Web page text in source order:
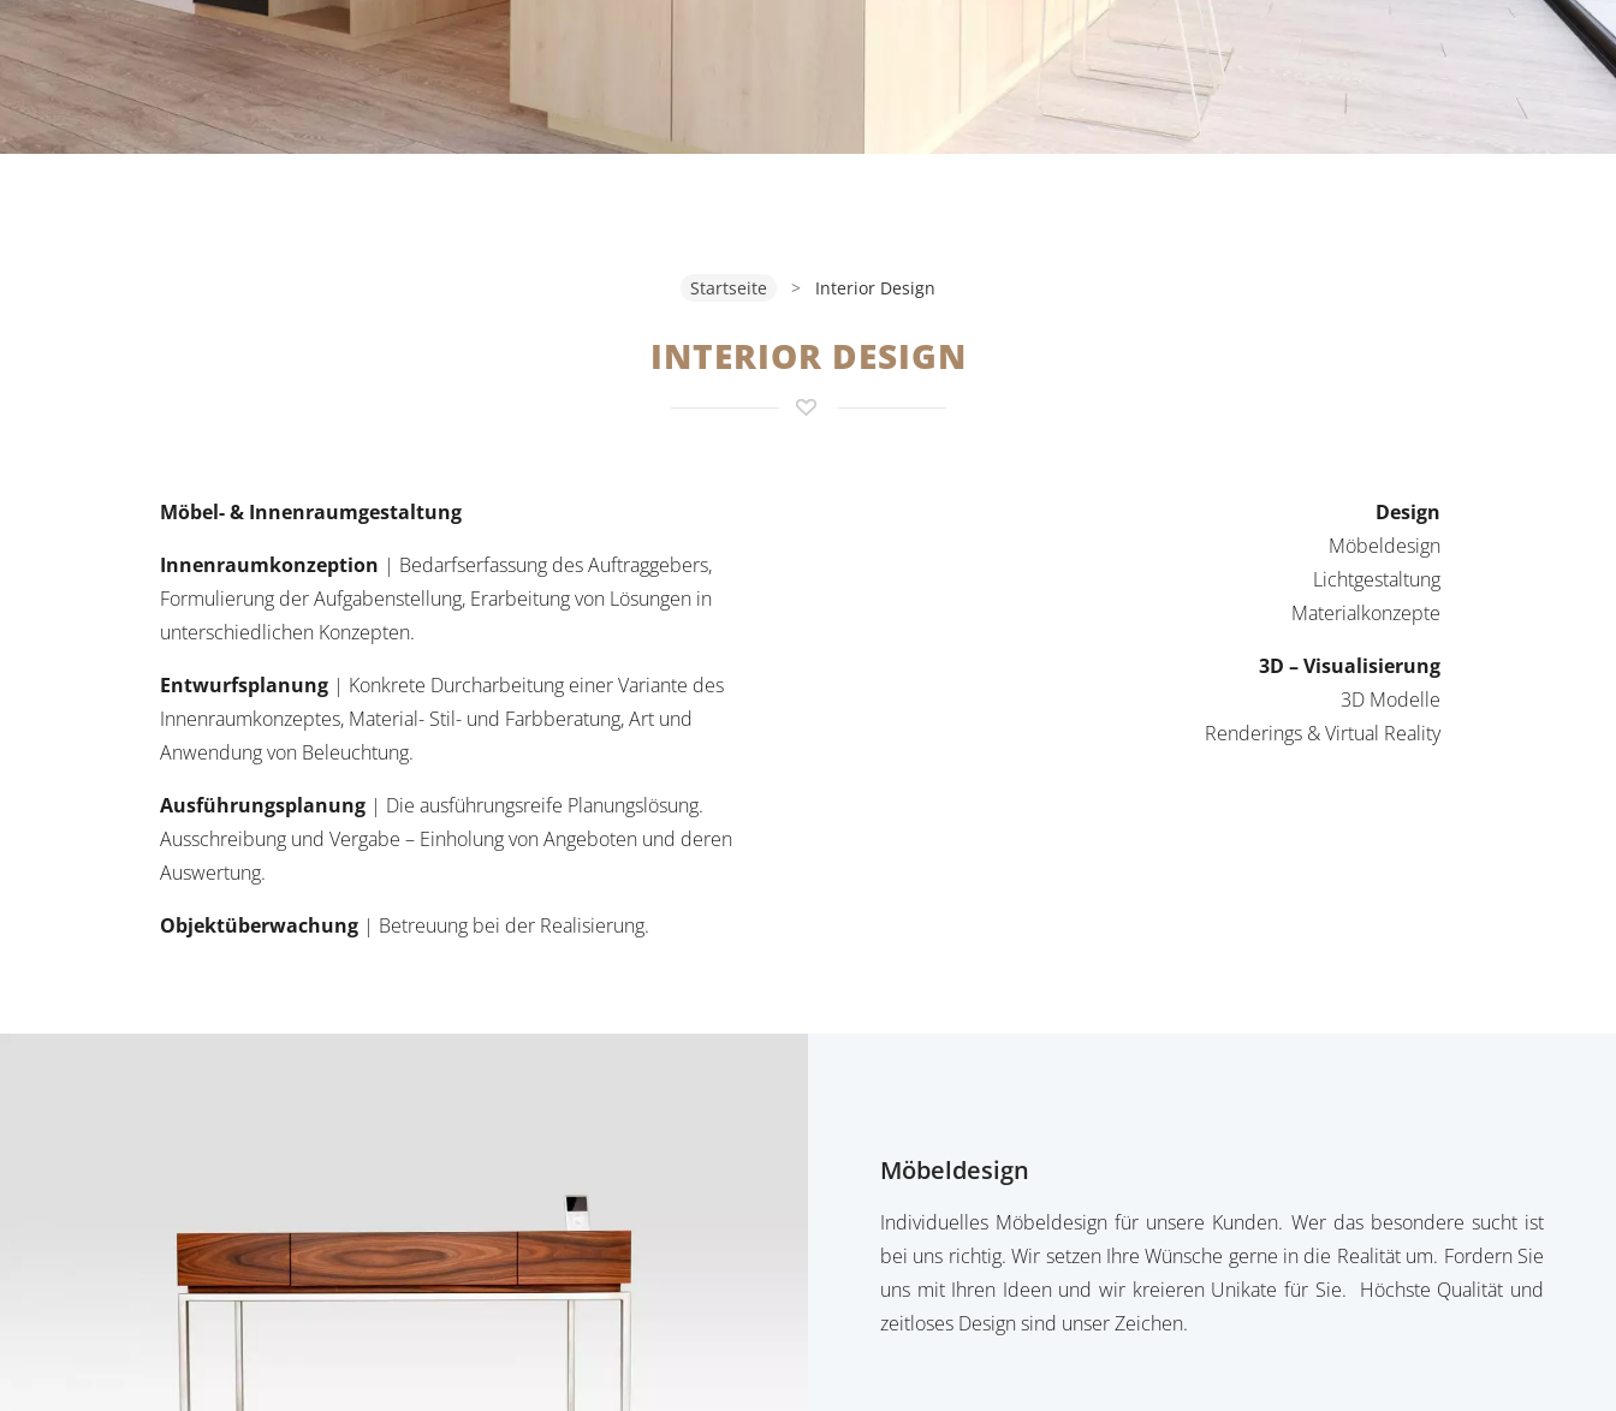
Startseite > Interior Design
INTERIOR DESIGN
Möbel- & Innenraumgestaltung
Innenraumkonzeption | Bedarfserfassung des Auftraggebers,
Formulierung der Aufgabenstellung, Erarbeitung von Lösungen in
unterschiedlichen Konzepten.
Entwurfsplanung | Konkrete Durcharbeitung einer Variante des
Innenraumkonzeptes, Material- Stil- und Farbberatung, Art und
Anwendung von Beleuchtung.
Ausführungsplanung | Die ausführungsreife Planungslösung.
Ausschreibung und Vergabe – Einholung von Angeboten und deren
Auswertung.
Objektüberwachung | Betreuung bei der Realisierung.
Design
Möbeldesign
Lichtgestaltung
Materialkonzepte
3D – Visualisierung
3D Modelle
Renderings & Virtual Reality
Möbeldesign
Individuelles Möbeldesign für unsere Kunden. Wer das besondere sucht ist
bei uns richtig. Wir setzen Ihre Wünsche gerne in die Realität um. Fordern Sie
uns mit Ihren Ideen und wir kreieren Unikate für Sie. Höchste Qualität und
zeitloses Design sind unser Zeichen.